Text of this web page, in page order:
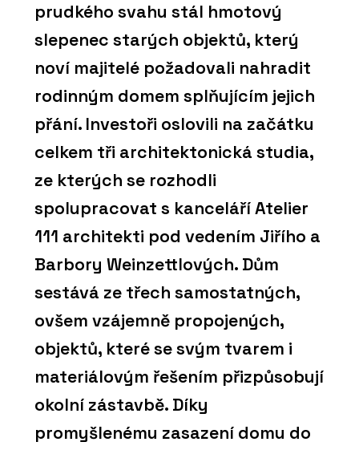
prudkého svahu stál hmotový
slepenec starých objektů, který
noví majitelé požadovali nahradit
rodinným domem splňujícím jejich
přání. Investoři oslovili na začátku
celkem tři architektonická studia,
ze kterých se rozhodli
spolupracovat s kanceláří Atelier
111 architekti pod vedením Jiřího a
Barbory Weinzettlových. Dům
sestává ze třech samostatných,
ovšem vzájemně propojených,
objektů, které se svým tvarem i
materiálovým řešením přizpůsobují
okolní zástavbě. Díky
promyšlenému zasazení domu do